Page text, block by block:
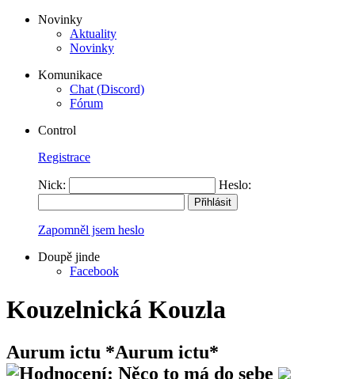
Novinky
Aktuality
Novinky
Komunikace
Chat (Discord)
Fórum
Control
Registrace
Nick: Heslo:
Zapomněl jsem heslo
Doupě jinde
Facebook
Kouzelnická Kouzla
Aurum ictu *Aurum ictu*